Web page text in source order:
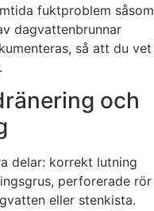
fuktproblem såsom
dagvattenbrunnar
så att du vet
och
delar: korrekt lutning
perforerade rör
eller stenkista.